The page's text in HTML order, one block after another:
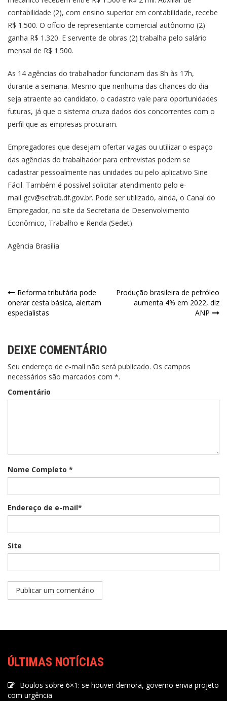
contabilidade (2), com ensino superior em contabilidade, recebe
R$ 1.500. O ofício de representante comercial autônomo (2)
ganha R$ 1.320. E servente de obras (2) trabalha pelo salário
mensal de R$ 1.500.
As 14 agências do trabalhador funcionam das 8h às 17h,
durante a semana. Mesmo que nenhuma das chances do dia
seja atraente ao candidato, o cadastro vale para oportunidades
futuras, já que o sistema cruza dados dos concorrentes com o
perfil que as empresas procuram.
Empregadores que desejam ofertar vagas ou utilizar o espaço
das agências do trabalhador para entrevistas podem se
cadastrar pessoalmente nas unidades ou pelo aplicativo Sine
Fácil. Também é possível solicitar atendimento pelo e-
mail gcv@setrab.df.gov.br. Pode ser utilizado, ainda, o Canal do
Empregador, no site da Secretaria de Desenvolvimento
Econômico, Trabalho e Renda (Sedet).
Agência Brasília
Reforma tributária pode
onerar cesta básica, alertam
especialistas
Produção brasileira de petróleo
aumenta 4% em 2022, diz
ANP
DEIXE COMENTÁRIO
Seu endereço de e-mail não será publicado. Os campos
necessários são marcados com *.
Comentário
Nome Completo *
Endereço de e-mail*
Site
ÚLTIMAS NOTÍCIAS
Boulos sobre 6×1: se houver demora, governo envia projeto
com urgência